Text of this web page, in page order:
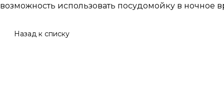
возможность использовать посудомойку в ночное
Назад к списку